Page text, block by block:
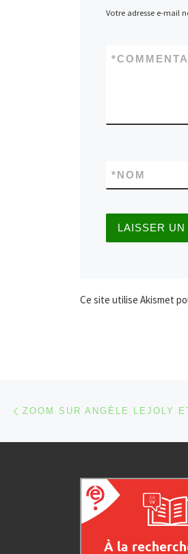
Votre adresse e-mail
*
NOM
*
Ce site utilise Akismet
Parcourir les